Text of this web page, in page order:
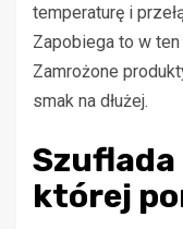
temperaturę i
Zapobiega to w
Zamrożone
smak na dłużej.
Szuflada
której